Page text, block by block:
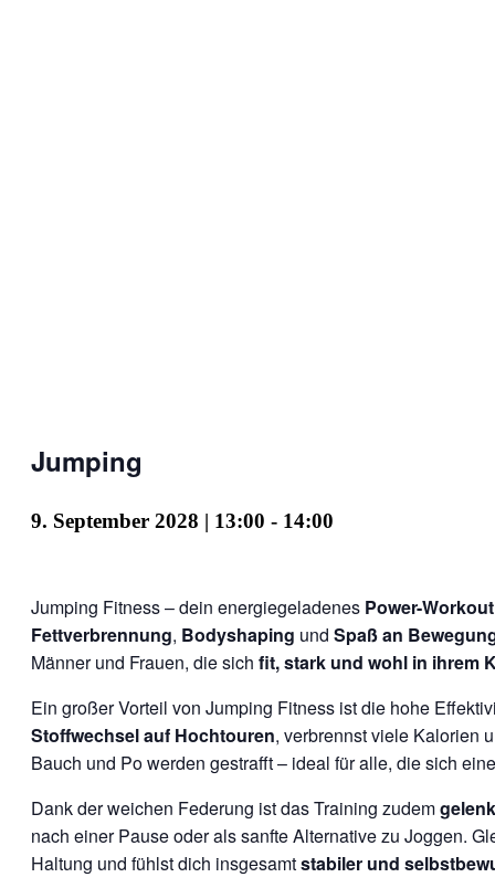
Jumping
9. September 2028 | 13:00 - 14:00
Jumping Fitness – dein energiegeladenes Power-Workout
Fettverbrennung, Bodyshaping und Spaß an
Männer und Frauen, die sich fit, stark und wohl in ihrem
Ein großer Vorteil von Jumping Fitness ist die hohe
Stoffwechsel auf Hochtouren, verbrennst viele Kalorien
Bauch und Po werden gestrafft – ideal für alle, die sich
Dank der weichen Federung ist das Training zudem
nach einer Pause oder als sanfte Alternative zu Joggen.
Haltung und fühlst dich insgesamtstabiler und